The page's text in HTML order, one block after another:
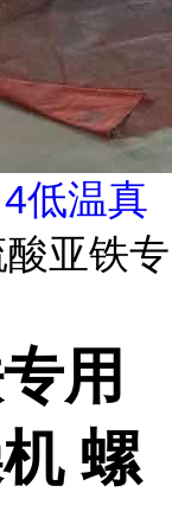
4低温真
亚铁专
用
螺